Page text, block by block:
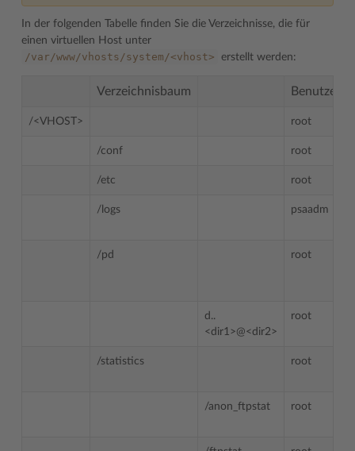
In der folgenden Tabelle finden Sie die Verzeichnisse, die für
einen virtuellen Host unter
/var/www/vhosts/system/<vhost> erstellt werden:
Verzeichnisbaum Benutzer
/<VHOST> root
/conf root
/etc root
/logs psaadm
/pd root
d..
<dir1>@<dir2>
root
/statistics root
/anon_ftpstat root